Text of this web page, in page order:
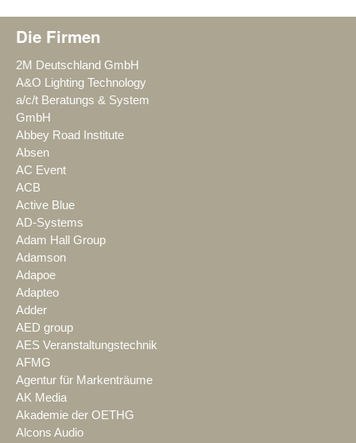
Die Firmen
2M Deutschland GmbH
A&O Lighting Technology
a/c/t Beratungs & System
GmbH
Abbey Road Institute
Absen
AC Event
ACB
Active Blue
AD-Systems
Adam Hall Group
Adamson
Adapoe
Adapteo
Adder
AED group
AES Veranstaltungstechnik
AFMG
Agentur für Markenträume
AK Media
Akademie der OETHG
Alcons Audio